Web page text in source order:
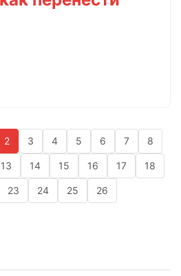
2 3 4 5 6 7 8
13 14 15 16 17 18
23 24 25 26